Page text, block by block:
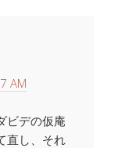
AM
ビデの仮庵
直し、それ